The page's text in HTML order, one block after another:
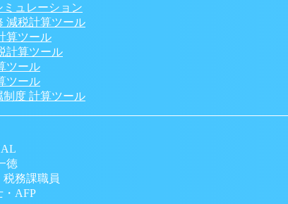
ミュレーション
減税計算ツール
算ツール
計算ツール
ツール
ツール
制度 計算ツール
徳
務課職員
・AFP